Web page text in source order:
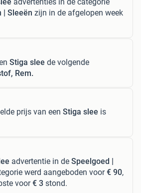
| Sleeën zijn in de afgelopen week
Stiga slee de volgende
Rem.
prijs van een Stiga slee is
advertentie in de Speelgoed |
werd aangeboden voor€ 90,
voor€ 3 stond.